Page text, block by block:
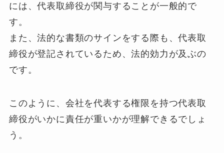
には、代表取締役が関与することが一般的で
す。
また、法的な書類のサインをする際も、代表取
締役が登記されているため、法的効力が及ぶの
です。
このように、会社を代表する権限を持つ代表取
締役がいかに責任が重いかが理解できるでしょ
う。